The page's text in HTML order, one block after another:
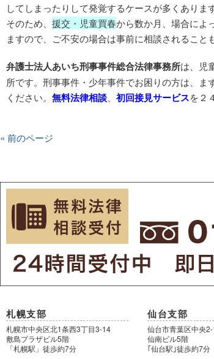
してしまったりして発覚するケースが多くあります
そのため、 援交・児童買春から数か月、場合によ
ますので、ご不安の場合は事前に相談されること
弁護士法人あいち刑事事件総合法律事務所は、児
所です。刑事事件・少年事件でお困りの方は、
ください。 無料法律相談、 初回接見サービスを２
« 前のページ
札幌支部
札幌市中央区北1条西3丁目3-14
敷島プラザビル5階
「札幌駅」徒歩約7分
仙台支部
仙台市青葉区中央
仙南ビル5階
｢仙台駅｣徒歩約7分